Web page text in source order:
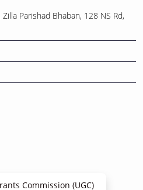
শিক্ষা সফর
উপলক্ষে ছুটি প্রসঙ্গে
Parishad Bhaban, 128 NS Rd,
Commission (UGC)